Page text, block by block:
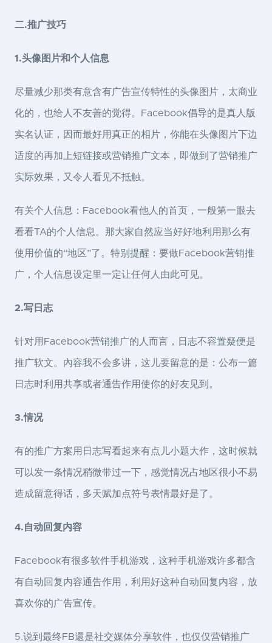
二.推广技巧
1.头像图片和个人信息
尽量减少那类有意含有广告宣传特性的头像图片，太商业
化的，也给人不友善的觉得。Facebook倡导的是真人版
实名认证，因而最好用真正的相片，你能在头像图片下边
适度的再加上短链接或营销推广文本，即做到了营销推广
实际效果，又令人看见不抵触。
有关个人信息：Facebook看他人的首页，一般第一眼去
看看TA的个人信息。那大家自然应当好好地利用那么有
使用价值的“地区”了。特别提醒：要做Facebook营销推
广，个人信息设定里一定让任何人由此可见。
2.写日志
针对用Facebook营销推广的人而言，日志不容置疑便是
推广软文。內容我不会多讲，这儿要留意的是：公布一篇
日志时利用共享或者通告作用使你的好友见到。
3.情况
有的推广方案用日志写看起来有点儿小题大作，这时候就
可以发一条情况稍微带过一下，感觉情况占地区很小不易
造成留意得话，多天赋加点符号表情最好是了。
4.自动回复内容
Facebook有很多软件手机游戏，这种手机游戏许多都含
有自动回复内容通告作用，利用好这种自动回复内容，放
喜欢你的广告宣传。
5.说到最终FB還是社交媒体分享软件，也仅仅营销推广